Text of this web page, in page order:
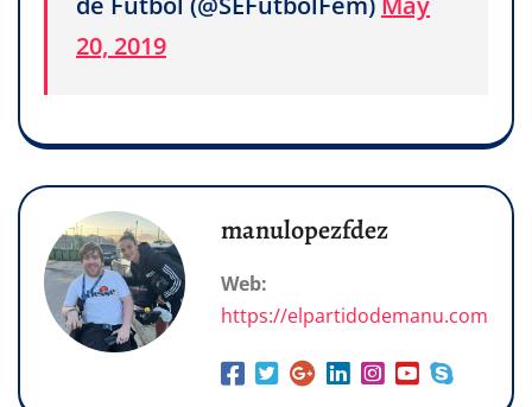
20, 2019
manulopezfdez
Web:
https://elpartidodemanu.com